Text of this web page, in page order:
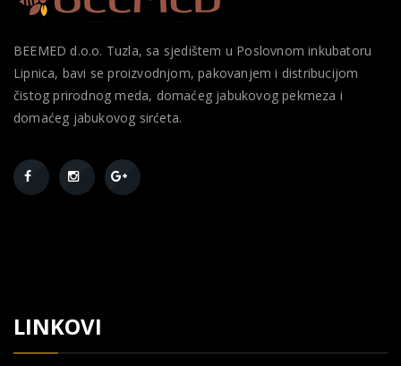
BEEMED d.o.o. Tuzla, sa sjedištem u Poslovnom inkubatoru
Lipnica, bavi se proizvodnjom, pakovanjem i distribucijom
čistog prirodnog meda, domaćeg jabukovog pekmeza i
domaćeg jabukovog sirćeta.
LINKOVI